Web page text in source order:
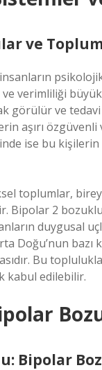
ve
verimliliği
görülür ve
aşırı
ise bu kişilerin
toplumlar,
Bipolar 2
duygusal
Doğu’nun
Bu
kabul edilebilir.
Bipolar